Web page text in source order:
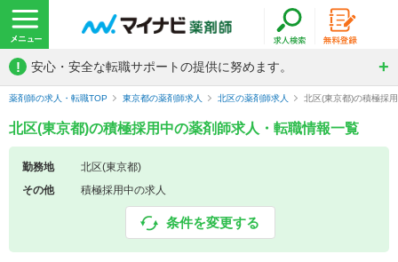
! 安心・安全な転職サポートの提供に努めます。
薬剤師の求人・転職TOP 東京都の薬剤師求人 北区の薬剤師求人 北区(東京都)の積極採
北区(東京都)の積極採用中の薬剤師求人・転職情報一覧
勤務地
北区(東京都)
その他
積極採用中の求人
条件を変更する